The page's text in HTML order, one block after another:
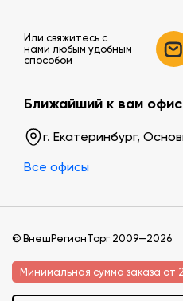
Или свяжитесь c
нами любым удобным
способом
Ближайший к вам
г. Екатеринбург,
Все офисы
© ВнешРегионТорг 2009—2026
Минимальная сумма заказа от